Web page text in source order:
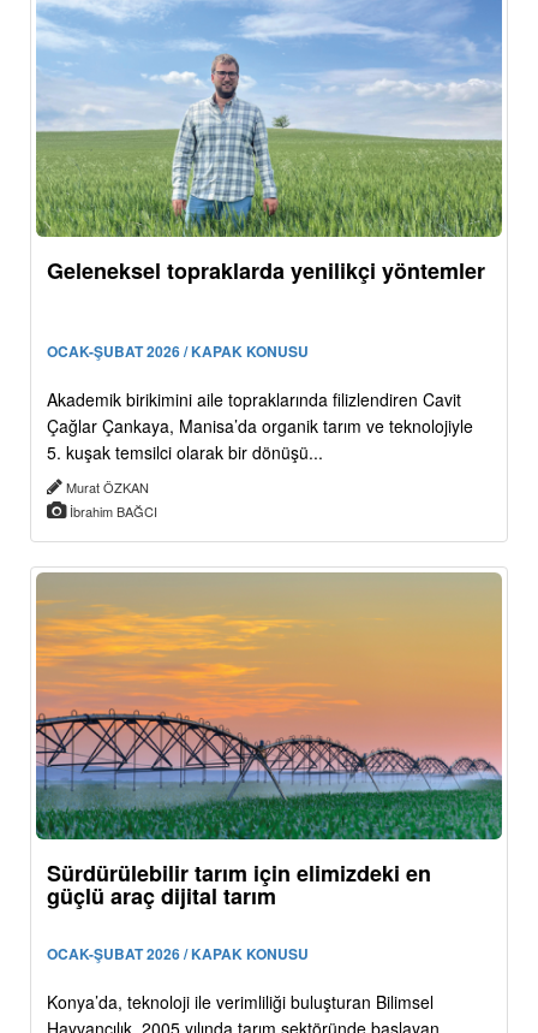
Geleneksel topraklarda yenilikçi yöntemler
OCAK-ŞUBAT 2026 / KAPAK KONUSU
Akademik birikimini aile topraklarında filizlendiren Cavit
Çağlar Çankaya, Manisa’da organik tarım ve teknolojiyle
5. kuşak temsilci olarak bir dönüşü...
Murat ÖZKAN
İbrahim BAĞCI
Sürdürülebilir tarım için elimizdeki en
güçlü araç dijital tarım
OCAK-ŞUBAT 2026 / KAPAK KONUSU
Konya’da, teknoloji ile verimliliği buluşturan Bilimsel
Hayvancılık, 2005 yılında tarım sektöründe başlayan